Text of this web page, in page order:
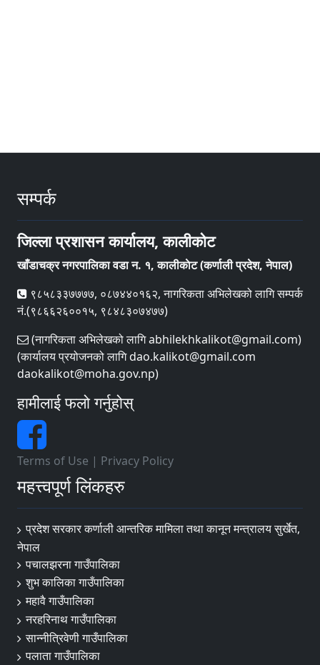
सम्पर्क
जिल्ला प्रशासन कार्यालय, कालीकोट
खाँडाचक्र नगरपालिका वडा न‌‍. १, कालीकाेट (कर्णाली प्रदेश, नेपाल)
९८५८३३७७७७, ०८७४४०१६२, नागरिकता अभिलेखको लागि सम्पर्क
नं.(९८६६२६००१५, ९८४८३०७४७७)
(नागरिकता अभिलेखको लागि abhilekhkalikot@gmail.com)
(कार्यालय प्रयोजनको लागि dao.kalikot@gmail.com
daokalikot@moha.gov.np)
हामीलाई फलो गर्नुहोस्
Terms of Use | Privacy Policy
महत्त्वपूर्ण लिंकहरु
प्रदेश सरकार कर्णाली आन्तरिक मामिला तथा कानून मन्त्रालय सुर्खेत,
नेपाल
पचालझरना गाउँपालिका
शुभ कालिका गाउँपालिका
महावै गाउँपालिका
नरहरिनाथ गाउँपालिका
सान्नीत्रिवेणी गाउँपालिका
पलाता गाउँपालिका